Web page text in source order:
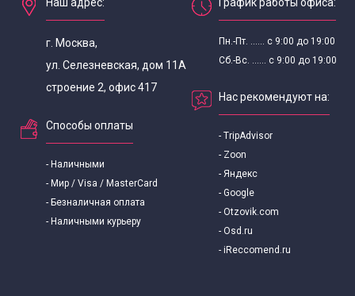
Экскурсии для школьников в октябре
Экскурсии для школьников в сентябре
Экскурсии для школьников
Наш адрес:
г. Москва,
ул. Селезневская, дом 11А
строение 2, офис 417
Способы оплаты
- Наличными
- Мир / Visa / MasterCard
- Безналичная оплата
- Наличными курьеру
График работы офиса:
Пн.-Пт. ...... с 9:00 до 19:00
Сб.-Вс. ...... с 9:00 до 19:00
Нас рекомендуют на:
- TripAdvisor
- Zoon
- Яндекс
- Google
- Otzovik.com
- Osd.ru
- iReccomend.ru